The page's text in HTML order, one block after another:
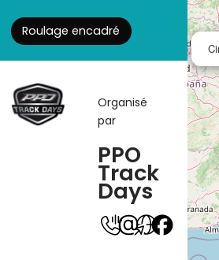
Roulage encadré
Organisé
par
PPO
Track
Days